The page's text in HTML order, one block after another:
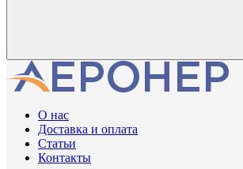
О нас
Доставка и оплата
Статьи
Контакты